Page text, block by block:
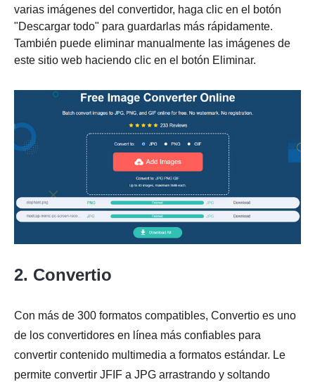
Paso 3.
varias imágenes del convertidor, haga clic en el botón
"Descargar todo" para guardarlas más rápidamente.
También puede eliminar manualmente las imágenes de
este sitio web haciendo clic en el botón Eliminar.
2. Convertio
Con más de 300 formatos compatibles, Convertio es uno
de los convertidores en línea más confiables para
convertir contenido multimedia a formatos estándar. Le
permite convertir JFIF a JPG arrastrando y soltando